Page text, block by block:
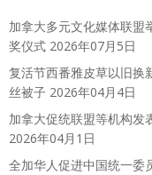
加拿大多元文化媒体联盟
奖仪式 2026年07月5日
复活节西番雅皮草以旧换
丝被子 2026年04月4日
加拿大促统联盟等机构发
2026年04月1日
全加华人促进中国统一委